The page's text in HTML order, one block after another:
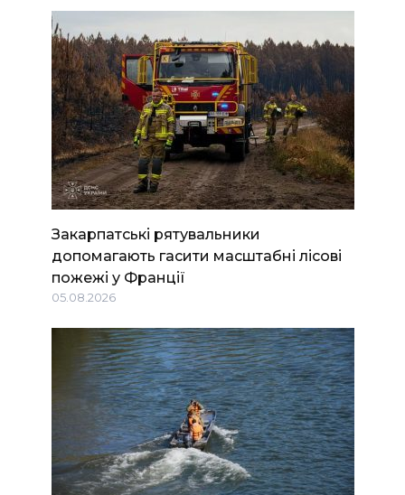
Закарпатські рятувальники
допомагають гасити масштабні лісові
пожежі у Франції
05.08.2026